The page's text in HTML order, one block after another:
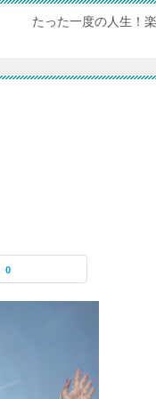
たった一度の人生！
0